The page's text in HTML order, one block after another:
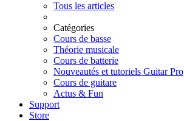
Tous les articles
Catégories
Cours de basse
Théorie musicale
Cours de batterie
Nouveautés et tutoriels Guitar Pro
Cours de guitare
Actus & Fun
Support
Store